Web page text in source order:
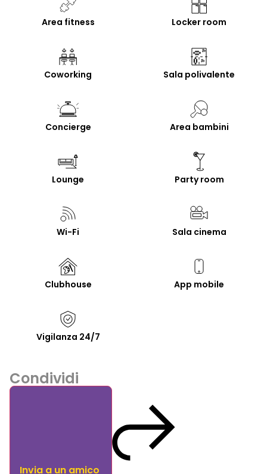
Area fitness Locker room
Coworking Sala polivalente
Concierge Area bambini
Lounge Party room
Wi-Fi Sala cinema
Clubhouse App mobile
Vigilanza 24/7
Condividi
Invia a un amico